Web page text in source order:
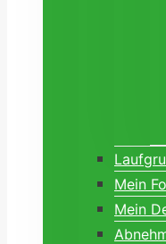
Mein
Mein